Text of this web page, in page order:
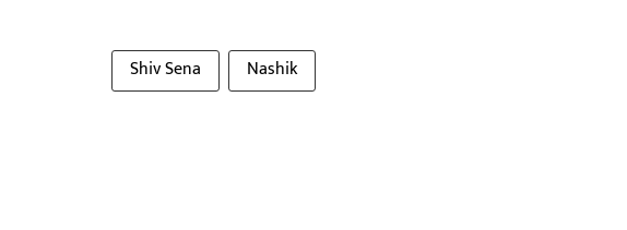
Shiv Sena Nashik